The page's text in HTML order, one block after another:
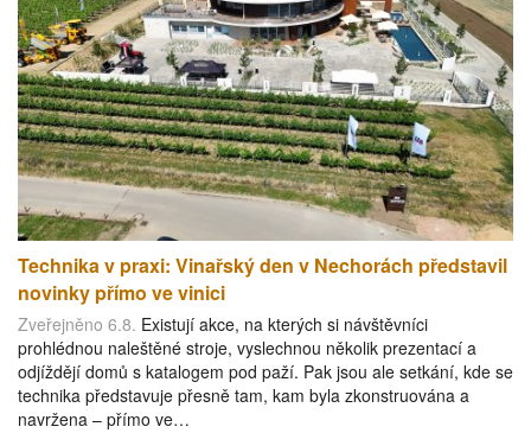
Technika v praxi: Vinařský den v Nechorách představil
novinky přímo ve vinici
Zveřejněno 6.8. Existují akce, na kterých si návštěvníci
prohlédnou naleštěné stroje, vyslechnou několik prezentací a
odjíždějí domů s katalogem pod paží. Pak jsou ale setkání, kde se
technika představuje přesně tam, kam byla zkonstruována a
navržena – přímo ve…